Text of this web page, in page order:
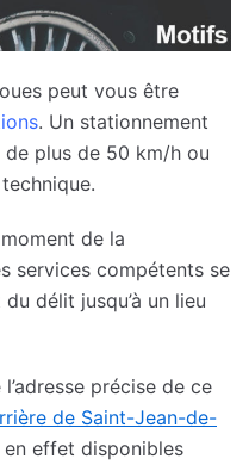
peut vous être
. Un stationnement
de plus de 50 km/h ou
de la
services compétents se
délit jusqu’à un lieu
précise de ce
de Saint-Jean-de-
en effet disponibles